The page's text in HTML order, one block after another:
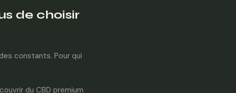
de choisir
constants. Pour qui
du CBD premium